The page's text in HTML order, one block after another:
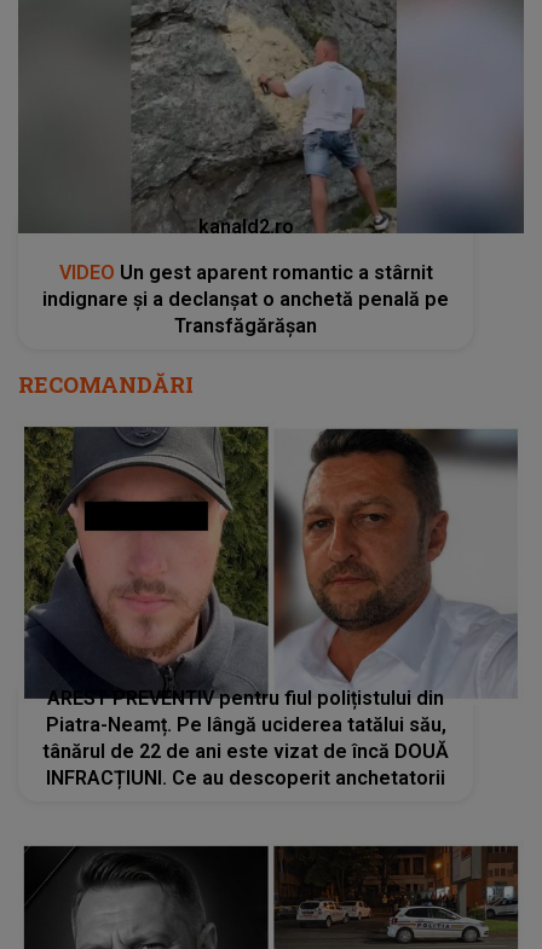
kanald2.ro
VIDEO Un gest aparent romantic a stârnit
indignare și a declanșat o anchetă penală pe
Transfăgărășan
RECOMANDĂRI
AREST PREVENTIV pentru fiul polițistului din
Piatra-Neamț. Pe lângă uciderea tatălui său,
tânărul de 22 de ani este vizat de încă DOUĂ
INFRACȚIUNI. Ce au descoperit anchetatorii